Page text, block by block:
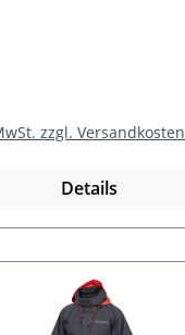
zzgl. Versandkosten
Details